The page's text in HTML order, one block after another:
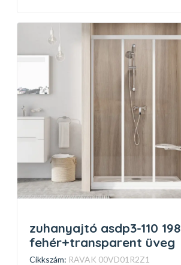
zuhanyajtó asdp3-110 198
fehér+transparent üveg
Cikkszám: RAVAK 00VD01R2Z1